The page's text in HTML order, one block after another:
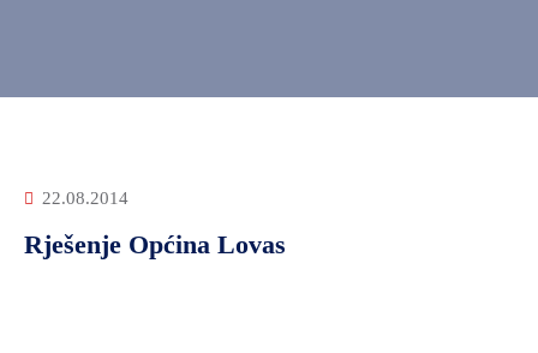
22.08.2014
Rješenje Općina Lovas